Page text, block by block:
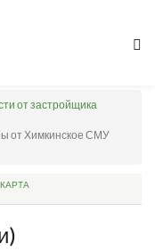
от застройщика
от Химкинское СМУ
КАРТА